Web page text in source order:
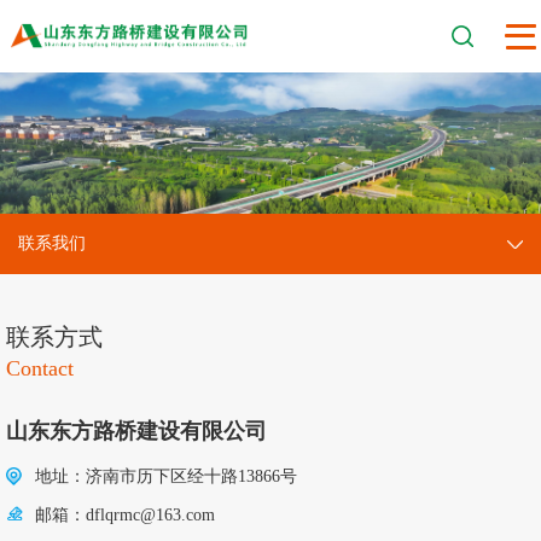
联系我们
联系方式
Contact
山东东方路桥建设有限公司
地址：济南市历下区经十路13866号
邮箱：dflqrmc@163.com